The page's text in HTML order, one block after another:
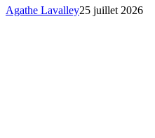
Agathe Lavalley25 juillet 2026